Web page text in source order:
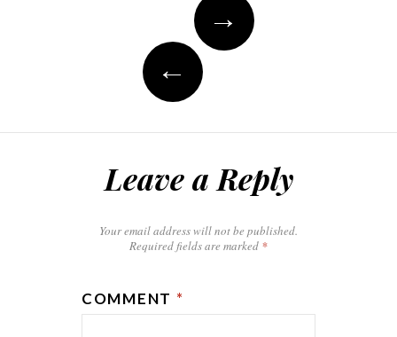
navigation
→
←
Leave a Reply
Your email address will not be published.
Required fields are marked *
COMMENT *